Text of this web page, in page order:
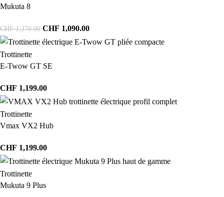
Mukuta 8
CHF1,270.00 CHF 1,090.00
Trottinette
E-Twow GT SE
CHF 1,199.00
Trottinette
Vmax VX2 Hub
CHF 1,199.00
Trottinette
Mukuta 9 Plus